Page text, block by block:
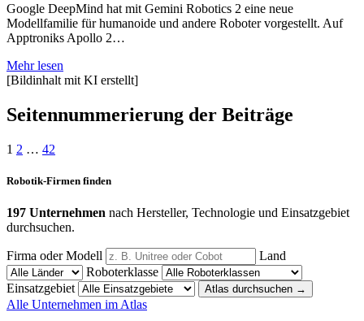
Google DeepMind hat mit Gemini Robotics 2 eine neue
Modellfamilie für humanoide und andere Roboter vorgestellt. Auf
Apptroniks Apollo 2…
Mehr lesen
[Bildinhalt mit KI erstellt]
Seitennummerierung der Beiträge
1 2 … 42
Robotik-Firmen finden
197 Unternehmen nach Hersteller, Technologie und Einsatzgebiet
durchsuchen.
Firma oder Modell
Land
Roboterklasse
Einsatzgebiet
Atlas durchsuchen →
Alle Unternehmen im Atlas